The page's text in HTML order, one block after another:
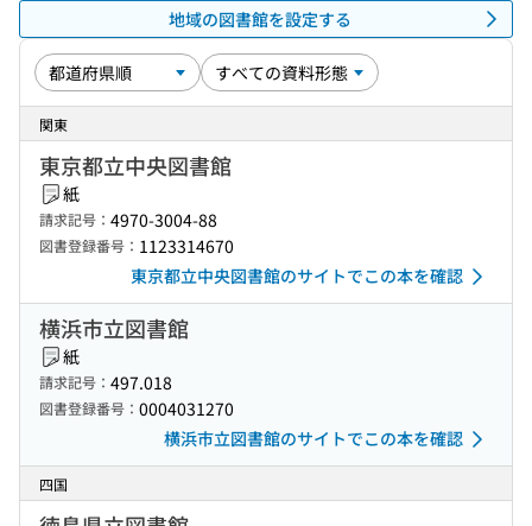
地域の図書館を設定する
関東
東京都立中央図書館
紙
請求記号： 4970-3004-88
図書登録番号： 1123314670
東京都立中央図書館のサイトでこの本を確認
横浜市立図書館
紙
請求記号： 497.018
図書登録番号： 0004031270
横浜市立図書館のサイトでこの本を確認
四国